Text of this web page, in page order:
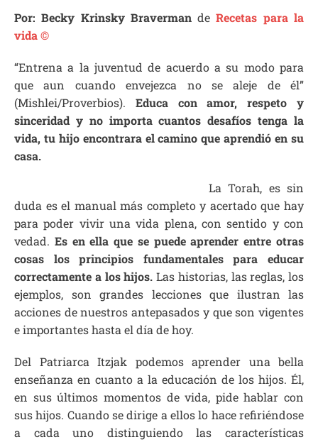
Por: Becky Krinsky BravermandeRecetas para la
vida ©
“Entrena a la juventud de acuerdo a su modo para
que aun cuando envejezca no se aleje de él”
(Mishlei/Proverbios). Educa con amor, respeto y
sinceridad y no importa cuantos desafíos tenga la
vida, tu hijo encontrara el camino que aprendió en su
casa.
La Torah, es sin
duda es el manual más completo y acertado que hay
para poder vivir una vida plena, con sentido y con
vedad. Es en ella que se puede aprender entre otras
cosas los principios fundamentales para educar
correctamente a los hijos. Las historias, las reglas, los
ejemplos, son grandes lecciones que ilustran las
acciones de nuestros antepasados y que son vigentes
e importantes hasta el día de hoy.
Del Patriarca Itzjak podemos aprender una bella
enseñanza en cuanto a la educación de los hijos. Él,
en sus últimos momentos de vida, pide hablar con
sus hijos. Cuando se dirige a ellos lo hace refiriéndose
a cada uno distinguiendo las características